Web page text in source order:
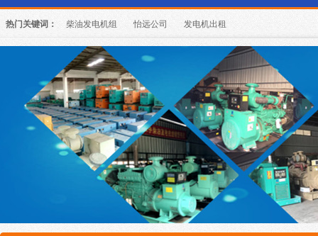
热门关键词： 柴油发电机组 怡远公司 发电机出租